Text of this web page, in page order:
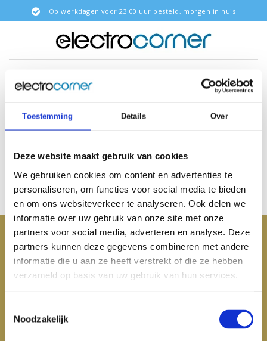
Toestemming Details Over
Deze website maakt gebruik van cookies
We gebruiken cookies om content en advertenties te
personaliseren, om functies voor social media te bieden
en om ons websiteverkeer te analyseren. Ook delen we
informatie over uw gebruik van onze site met onze
partners voor social media, adverteren en analyse. Deze
partners kunnen deze gegevens combineren met andere
informatie die u aan ze heeft verstrekt of die ze hebben
verzameld op basis van uw gebruik van hun services.
Noodzakelijk
Op werkdagen voor 23.00 uur besteld, morgen in huis
Celeron processor
Filters
Klantenservice
Mijn account
Contactgegevens